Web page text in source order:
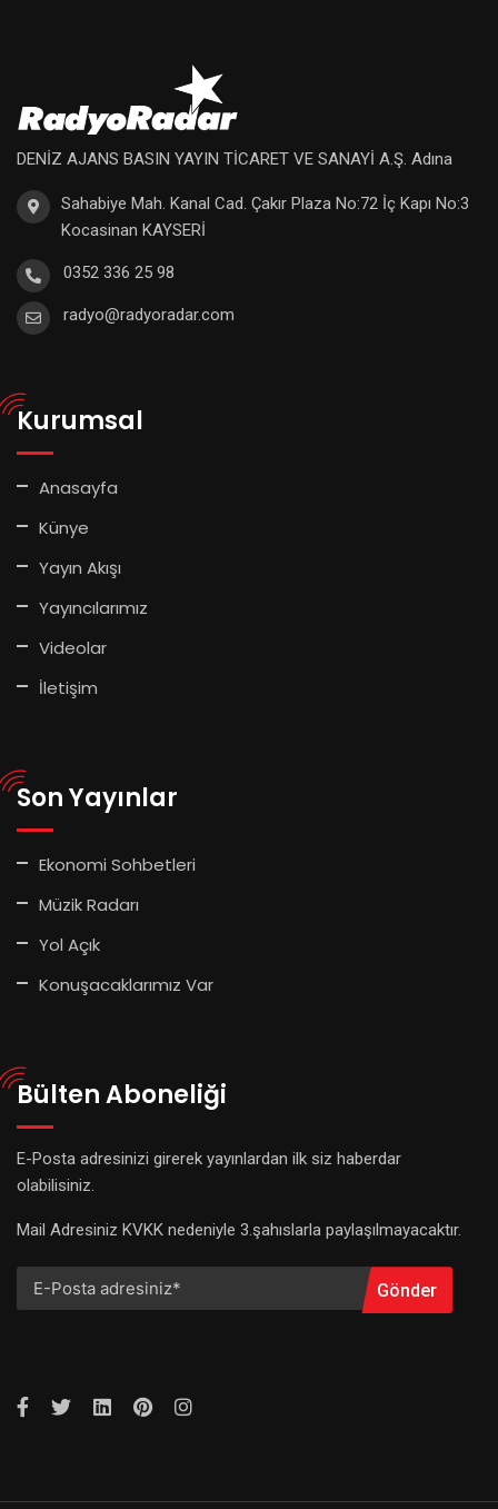
DENİZ AJANS BASIN YAYIN TİCARET VE SANAYİ A.Ş. Adına
Sahabiye Mah. Kanal Cad. Çakır Plaza No:72 İç Kapı No:3
Kocasinan KAYSERİ
0352 336 25 98
radyo@radyoradar.com
Kurumsal
Anasayfa
Künye
Yayın Akışı
Yayıncılarımız
Videolar
İletişim
Son Yayınlar
Ekonomi Sohbetleri
Müzik Radarı
Yol Açık
Konuşacaklarımız Var
Bülten Aboneliği
E-Posta adresinizi girerek yayınlardan ilk siz haberdar
olabilisiniz.
Mail Adresiniz KVKK nedeniyle 3.şahıslarla paylaşılmayacaktır.
Gönder